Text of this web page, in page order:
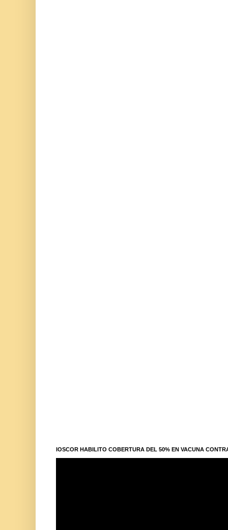
IOSCOR HABILITO COBERTURA DEL 50% EN VACUNA